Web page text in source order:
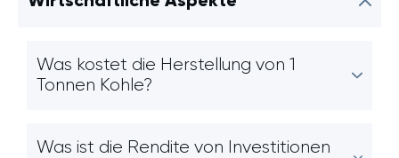
Was kostet die Herstellung von 1
Tonnen Kohle?
Was ist die Rendite von Investitionen